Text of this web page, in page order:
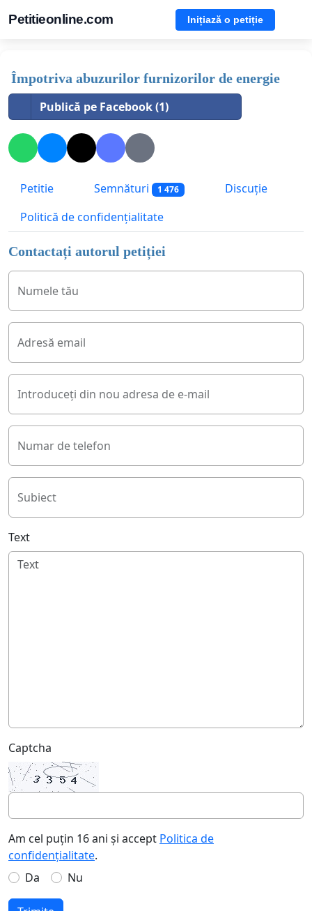
Petitieonline.com Inițiază o petiție
Împotriva abuzurilor furnizorilor de energie
Publică pe Facebook (1)
Petitie Semnături 1 476
Discuție
Politică de confidențialitate
Contactați autorul petiției
Numele tău
Adresă email
Introduceți din nou adresa de e-mail
Numar de telefon
Subiect
Text
Captcha
Am cel puțin 16 ani și accept Politica de
confidențialitate.
Da
Nu